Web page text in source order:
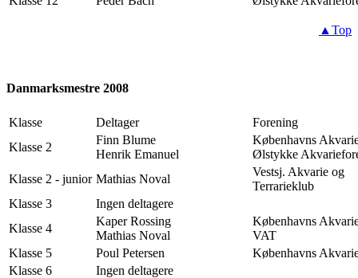
▲Top
Danmarksmestre 2008
Klasse Deltager
Forening
Klasse 2
Finn Blume
Henrik Emanuel
Københavns
Ølstykke
Klasse 2 - junior Mathias Noval
Vestsj. Akvarie og
Terrarieklub
Klasse 3
Ingen deltagere
Klasse 4
Kaper Rossing
Mathias Noval
Københavns
VAT
Klasse 5
Poul Petersen
Københavns
Klasse 6
Ingen deltagere